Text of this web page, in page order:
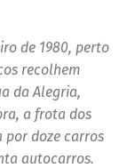
de 1980, perto
recolhem
da Alegria,
a frota dos
por doze carros
autocarros.